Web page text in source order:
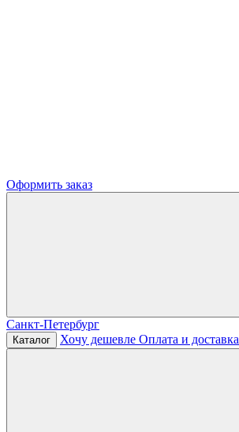
Оформить заказ
Санкт-Петербург
Каталог Хочу дешевле Оплата и доставка